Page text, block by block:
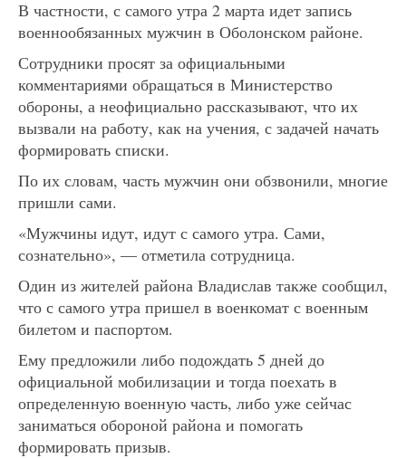
В частности, с самого утра 2 марта идет запись
военнообязанных мужчин в Оболонском районе.
Сотрудники просят за официальными
комментариями обращаться в Министерство
обороны, а неофициально рассказывают, что их
вызвали на работу, как на учения, с задачей начать
формировать списки.
По их словам, часть мужчин они обзвонили, многие
пришли сами.
«Мужчины идут, идут с самого утра. Сами,
сознательно», — отметила сотрудница.
Один из жителей района Владислав также сообщил,
что с самого утра пришел в военкомат с военным
билетом и паспортом.
Ему предложили либо подождать 5 дней до
официальной мобилизации и тогда поехать в
определенную военную часть, либо уже сейчас
заниматься обороной района и помогать
формировать призыв.